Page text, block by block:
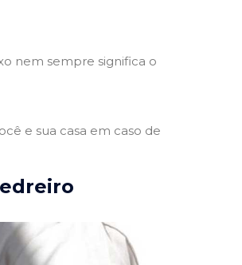
nem sempre significa o
e sua casa em caso de